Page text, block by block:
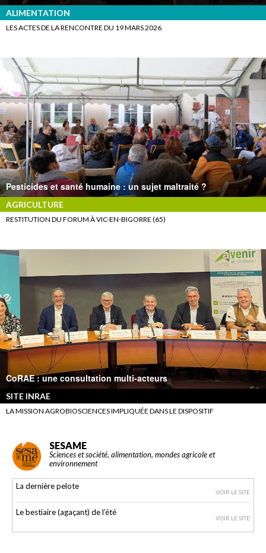
ALIMENTATION
LES ACTES DE LA RENCONTRE DU 19 MARS 2026
Pesticides et santé humaine : un sujet maltraité ?
AGRICULTURE
RESTITUTION DU FORUM À VIC-EN-BIGORRE (65)
CoRAE : une consultation multi-acteurs
SITE INRAE
LA MISSION AGROBIOSCIENCES IMPLIQUÉE DANS LE DISPOSITIF
SESAME
Sciences et société, alimentation, mondes agricole et
environnement
La dernière pelote
VOIR LE SITE
Le bestiaire (agaçant) de l’été
VOIR LE SITE